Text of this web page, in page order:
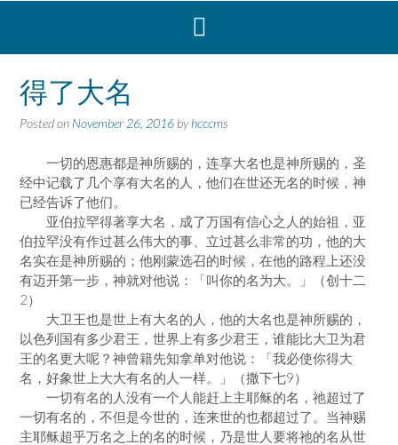
得了大名
Posted on November 26, 2016 byhcccms
一切的恩惠都是神所赐的，连享大名也是神所赐的，圣
经中记载了几个享有大名的人，他们在世还无名的时候，神
已经告诉了他们。
亚伯拉罕得著享大名，成了万国有信心之人的始祖，亚
伯拉罕没有作过甚么伟大的事、立过甚么非常的功，他的大
名实在是神所赐的；他刚蒙选召的时候，在他的路程上还没
有迈开第一步，神就对他说：「叫你的名为大。」（创十二
2）
大卫王也是世上有大名的人，他的大名也是神所赐的，
以色列国有多少君王，世界上有多少君王，谁能比大卫为君
王的名更大呢？神曾籍先知拿单对他说：「我必使你得大
名，好象世上大大有名的人一样。」（撒下七9）
一切有名的人没有一个人能赶上主耶稣的名，祂超过了
一切有名的，不但是今世的，连来世的也都超过了。当神赐
主耶稣超乎万名之上的名的时候，乃是世人要将祂的名从世